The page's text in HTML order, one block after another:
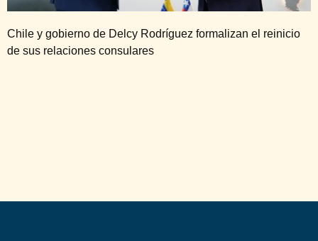
Chile y gobierno de Delcy Rodríguez formalizan el reinicio
de sus relaciones consulares